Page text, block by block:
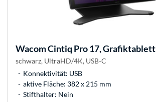
WacomCintiq Pro 17, Grafiktablett
schwarz, UltraHD/4K, USB-C
Konnektivität: USB
aktive Fläche: 382 x 215 mm
Stifthalter: Nein